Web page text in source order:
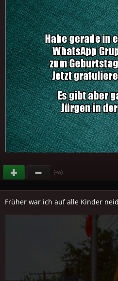
(+99)
Früher war ich auf alle Kinder